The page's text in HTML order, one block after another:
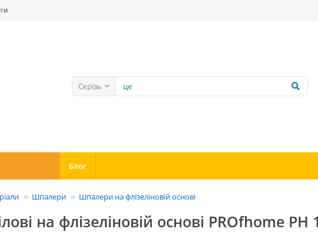
Скрізь
Блог
Шпалери Шпалери на флізеліновій основі
на флізеліновій основі PROfhome РН